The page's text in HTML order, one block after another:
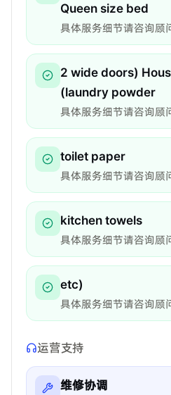
Queen size bed
具体服务细节请咨询顾
2 wide doors)
(laundry powder
具体服务细节请咨询顾
toilet paper
具体服务细节请咨询顾
kitchen towels
具体服务细节请咨询顾
etc)
具体服务细节请咨询顾
运营支持
维修协调